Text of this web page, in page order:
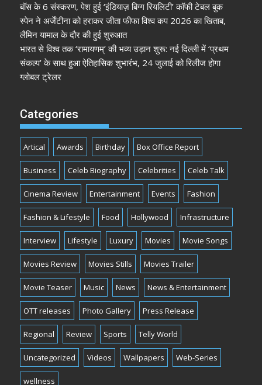
बॉस के 6 संस्करण, पेश हुई ‘इंडियाज़ बिग्ग रियलिटी’ कॉफी टेबल बुक
स्पेन ने अर्जेंटीना को हराकर जीता फीफा विश्व कप 2026 का खिताब,
लैमिन यामाल के दौर की हुई शुरुआत
भारत से विश्व तक ‘रामायणम्’ की भव्य उड़ान शुरू: नई दिल्ली में ‘प्रथम
संकल्प’ के साथ हुआ ऐतिहासिक शुभारंभ, 24 जुलाई को रिलीज होगा
ग्लोबल ट्रेलर
Categories
Artical Awards Birthday Box Office Report
Business Celeb Biography Celebrities Celeb Talk
Cinema Review Entertainment Events Fashion
Fashion & Lifestyle Food Hollywood Infrastructure
Interview Lifestyle Luxury Movies Movie Songs
Movies Review Movies Stills Movies Trailer
Movie Teaser Music News News & Entertainment
OTT releases Photo Gallery Press Release
Regional Review Sports Telly World
Uncategorized Videos Wallpapers Web-Series
wellness